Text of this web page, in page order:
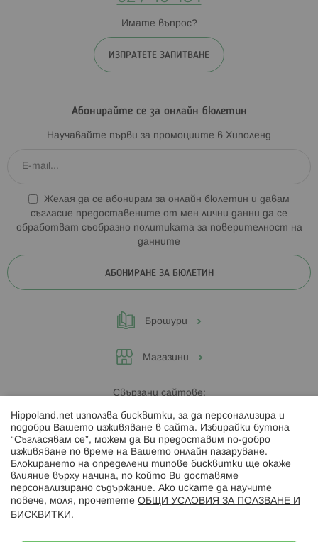
Имате въпрос?
ИЗПРАТЕТЕ ЗАПИТВАНЕ
Абонирайте се за онлайн бюлетин
Научавайте първи за промоциите в Хиполенд
Желая да се абонирам за онлайн бюлетин и давам
съгласие предоставените от мен лични данни да се
обработват съобразно политиката за поверителност на
данните
АБОНИРАНЕ ЗА БЮЛЕТИН
Брошури
Магазини
Свързани сайтове:
Hippoland.ro
Последвайте ни:
Hippoland.net използва бисквитки, за да персонализира и
подобри Вашето изживяване в сайта. Избирайки бутона
“Съгласявам се”, можем да Ви предоставим по-добро
изживяване по време на Вашето онлайн пазаруване.
Блокирането на определени типове бисквитки ще окаже
влияние върху начина, по който Ви доставяме
персонализирано съдържание. Ако искате да научите
повече, моля, прочетете ОБЩИ УСЛОВИЯ ЗА ПОЛЗВАНЕ И
БИСКВИТКИ .